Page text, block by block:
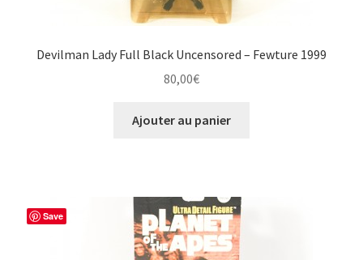
Devilman Lady Full Black Uncensored – Fewture 1999
80,00€
Ajouter au panier
Save